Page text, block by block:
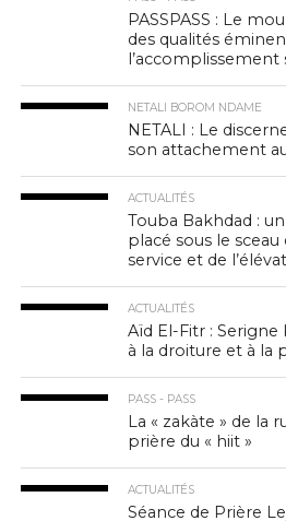
PASSPASS : Le
des qualités
l’accomplissement
NETALI BOROM NDAME
NETALI : Le
son attachement
ACTUALITÉS
Touba Bakhdad :
placé sous le sceau
service et de
ACTUALITÉS
Aïd El-Fitr :
à la droiture et à la
PASS - PASS
La « zakàte » de la
prière du « hiit »
ACTUALITÉS
Séance de Prière